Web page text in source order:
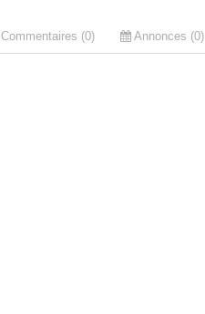
Commentaires (0) Annonces (0)